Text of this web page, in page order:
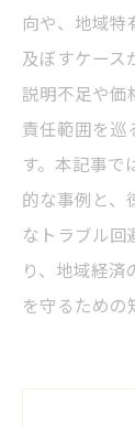
向や、地域特
及ぼすケース
説明不足や価
責任範囲を巡
す。本記事
的な事例と、
なトラブル回
り、地域経
を守るための